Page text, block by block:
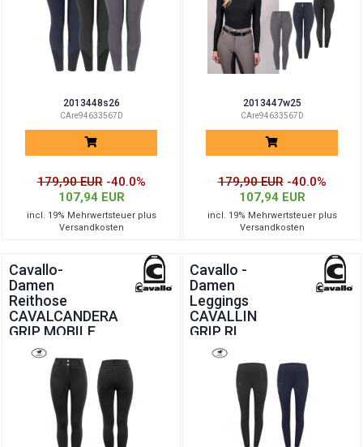
2013448s26
CAre94633567D
179,90 EUR -40.0%
107,94 EUR
incl. 19% Mehrwertsteuer plus
Versandkosten
2013447w25
CAre94633567D
179,90 EUR -40.0%
107,94 EUR
incl. 19% Mehrwertsteuer plus
Versandkosten
Cavallo-
Damen
Reithose
CAVALCANDERA
GRIP MOBILE
Cavallo -
Damen
Leggings
CAVALLIN
GRIP RL